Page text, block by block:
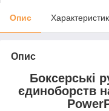
Опис
Опис
Боксерські
єдиноборств